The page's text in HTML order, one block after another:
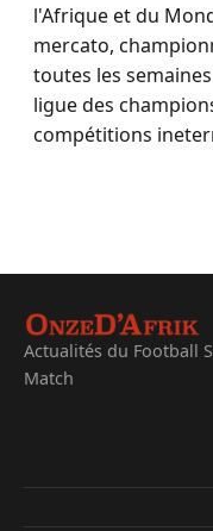
l'Afrique et du
mercato,
toutes les
ligue des
compétitions
Actualités du Football
Match